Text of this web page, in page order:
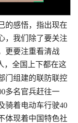
的感悟，指出现在
，我们除了要关注
更要注重看清战
，全国上下都在这
门组建的联防联控
多名官兵赶往一
骑着电动车行驶40
体现着中国特色社